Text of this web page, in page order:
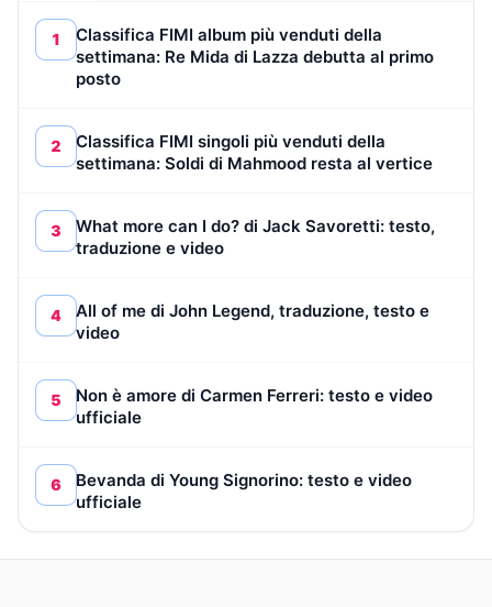
1
Classifica FIMI album più venduti della
settimana: Re Mida di Lazza debutta al primo
posto
2
Classifica FIMI singoli più venduti della
settimana: Soldi di Mahmood resta al vertice
3
What more can I do? di Jack Savoretti: testo,
traduzione e video
4
All of me di John Legend, traduzione, testo e
video
5
Non è amore di Carmen Ferreri: testo e video
ufficiale
6
Bevanda di Young Signorino: testo e video
ufficiale